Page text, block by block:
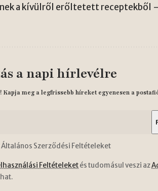
a kívülről erőltetett receptekből
a napi hírlevélre
Kapja meg a legfrissebb híreket egyenesen a
Szerződési Feltételeket
Feltételeketés tudomásul veszi az